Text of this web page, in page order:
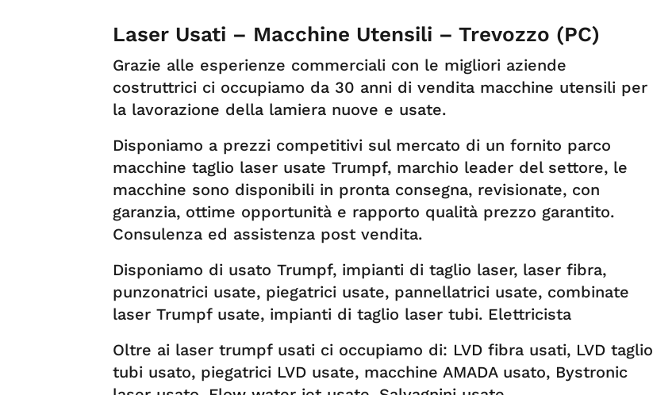
Laser Usati – Macchine Utensili – Trevozzo (PC)
Grazie alle esperienze commerciali con le migliori aziende
costruttrici ci occupiamo da 30 anni di vendita macchine utensili per
la lavorazione della lamiera nuove e usate.
Disponiamo a prezzi competitivi sul mercato di un fornito parco
macchine taglio laser usate Trumpf, marchio leader del settore, le
macchine sono disponibili in pronta consegna, revisionate, con
garanzia, ottime opportunità e rapporto qualità prezzo garantito.
Consulenza ed assistenza post vendita.
Disponiamo di usato Trumpf, impianti di taglio laser, laser fibra,
punzonatrici usate, piegatrici usate, pannellatrici usate, combinate
laser Trumpf usate, impianti di taglio laser tubi. Elettricista
Oltre ai laser trumpf usati ci occupiamo di: LVD fibra usati, LVD taglio
tubi usato, piegatrici LVD usate, macchine AMADA usato, Bystronic